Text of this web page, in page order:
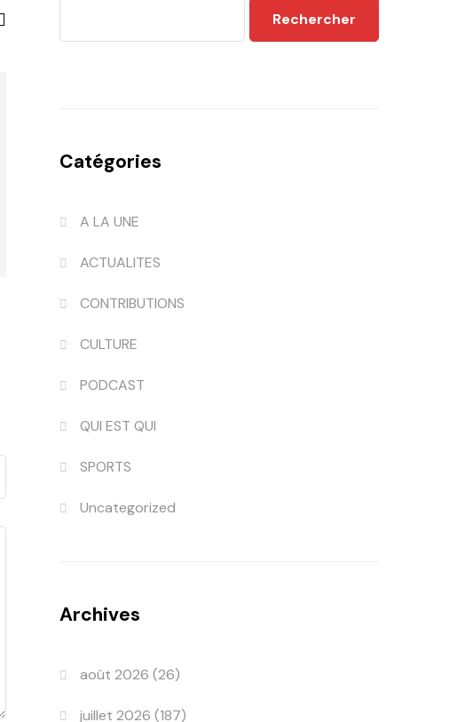
Rechercher
Catégories
A LA UNE
ACTUALITES
CONTRIBUTIONS
CULTURE
PODCAST
QUI EST QUI
SPORTS
Uncategorized
Archives
août 2026 (26)
juillet 2026 (187)